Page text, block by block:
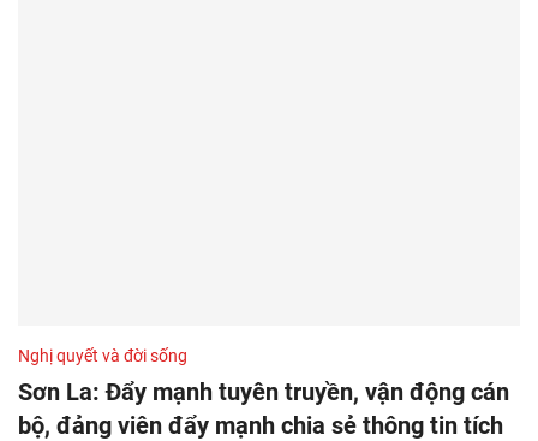
Nghị quyết và đời sống
Sơn La: Đẩy mạnh tuyên truyền, vận động cán
bộ, đảng viên đẩy mạnh chia sẻ thông tin tích